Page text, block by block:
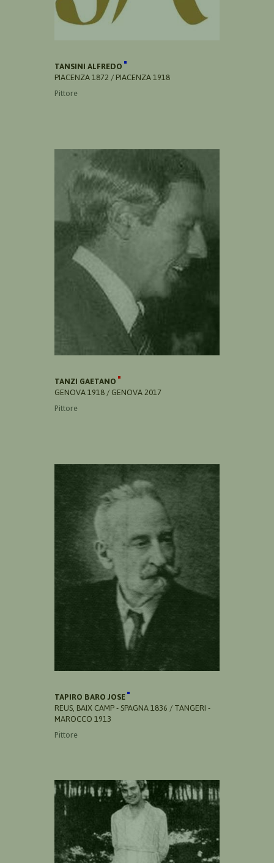
TANSINI ALFREDO
PIACENZA 1872 / PIACENZA 1918
Pittore
TANZI GAETANO
GENOVA 1918 / GENOVA 2017
Pittore
TAPIRO BARO JOSE
REUS, BAIX CAMP - SPAGNA 1836 / TANGERI -
MAROCCO 1913
Pittore